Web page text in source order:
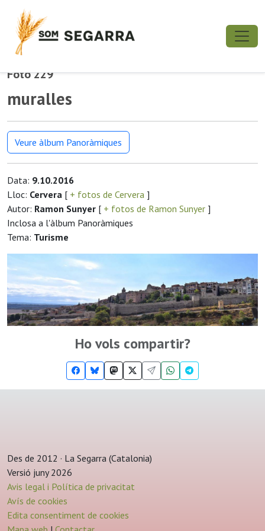
Foto 229
muralles
Veure àlbum Panoràmiques
Data: 9.10.2016
Lloc: Cervera [ + fotos de Cervera ]
Autor: Ramon Sunyer [ + fotos de Ramon Sunyer ]
Inclosa a l'àlbum Panoràmiques
Tema: Turisme
Ho vols compartir?
Des de 2012 · La Segarra (Catalonia)
Versió juny 2026
Avis legal i Política de privacitat
Avís de cookies
Edita consentiment de cookies